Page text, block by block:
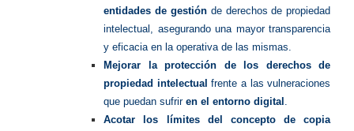
entidades de gestión de derechos de propiedad
intelectual, asegurando una mayor transparencia
y eficacia en la operativa de las mismas.
Mejorar la protección de los derechos de
propiedad intelectual frente a las vulneraciones
que puedan sufriren el entorno digital .
Acotar los límites del concepto de copia